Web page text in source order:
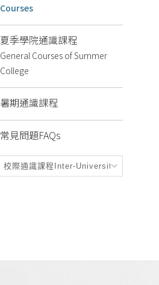
Courses
夏季學院通識課程
General Courses of Summer
College
暑期通識課程
常見問題FAQs